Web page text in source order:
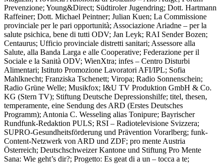
Prevenzione; Young&Direct; Südtiroler Jugendring; Dott. Hartmann
Raffeiner; Dott. Michael Peintner; Julian Kuen; La Commissione
provinciale per le pari opportunità; Associazione Ariadne – per la
salute psichica, bene di tutti ODV; Jan Leyk; RAI Sender Bozen;
Centaurus; Ufficio provinciale distretti sanitari; Assessore alla
Salute, alla Banda Larga e alle Cooperative; Federazione per il
Sociale e la Sanità ODV; WienXtra; infes – Centro Disturbi
Alimentari; Istituto Promozione Lavoratori AFI/IPL; Sofia
Mahlknecht; Franziska Tschenett; Viropa; Radio Sonnenschein;
Radio Grüne Welle; Musikfox; I&U TV Produktion GmbH & Co.
KG (Stern TV); Stiftung Deutsche Depressionshilfe; titel, thesen,
temperamente, eine Sendung des ARD (Erstes Deutsches
Programm); Antonia C. Wesseling alias Tonipure; Bayrischer
Rundfunk-Redaktion PULS; RSI – Radiotelevisione Svizzera;
SUPRO-Gesundheitsförderung und Prävention Vorarlberg; funk-
Content-Netzwerk von ARD und ZDF; pro mente Austria
Österreich; Deutschschweizer Kantone und Stiftung Pro Mente
Sana: Wie geht’s dir?; Progetto: Es geat di a un – tocca a te;